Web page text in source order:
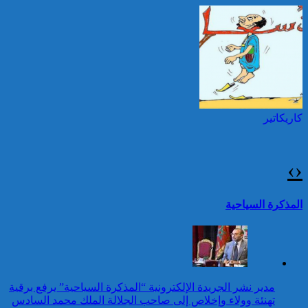
إطلاق النار خلال حفل
الصحافة بواشنطن:المهاجم
كان يستهدف مسؤولين
بالمناطق الحضرية خلال
بمناسبة عيد العرش المجيد
العرش المجيد
جلالة الملك يهنئ رئيس
جمهورية النيجر بمناسبة العيد
توقيف شخصين هددا شرطيا
بسكينين خلال محاولة سرقة ليلا
تقرير: 67,7% من الأشخاص في
وضعية إعاقة لم يبلغوا أي مستوى
كاريكاتير
كاريكاتير
‹
›
المذكرة السياحية
مدير نشر الجريدة الإلكترونية “المذكرة السياحية” يرفع برقية
تهنئة وولاء وإخلاص إلى صاحب الجلالة الملك محمد السادس